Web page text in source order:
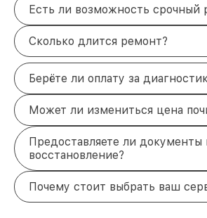
Есть ли возможность срочный
Сколько длится ремонт?
Берёте ли оплату за
Может ли измениться цена
Предоставляете ли документы
восстановление?
Почему стоит выбрать ваш